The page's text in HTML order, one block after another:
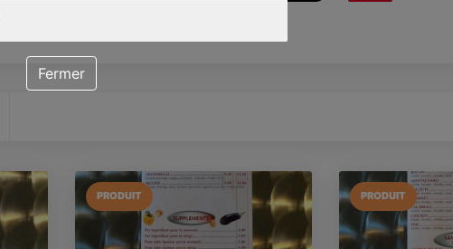
PRODUIT PRODUIT
Fermer